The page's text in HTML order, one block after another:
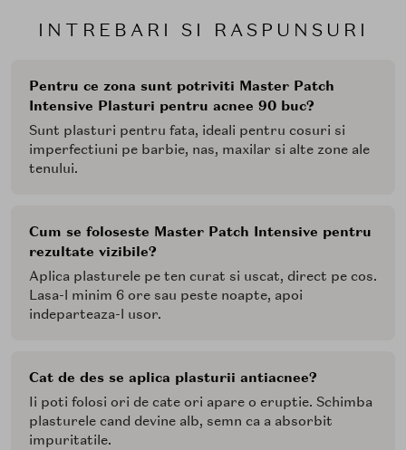
INTREBARI SI RASPUNSURI
Pentru ce zona sunt potriviti Master Patch
Intensive Plasturi pentru acnee 90 buc?
Sunt plasturi pentru fata, ideali pentru cosuri si
imperfectiuni pe barbie, nas, maxilar si alte zone ale
tenului.
Cum se foloseste Master Patch Intensive pentru
rezultate vizibile?
Aplica plasturele pe ten curat si uscat, direct pe cos.
Lasa-l minim 6 ore sau peste noapte, apoi
indeparteaza-l usor.
Cat de des se aplica plasturii antiacnee?
Ii poti folosi ori de cate ori apare o eruptie. Schimba
plasturele cand devine alb, semn ca a absorbit
impuritatile.